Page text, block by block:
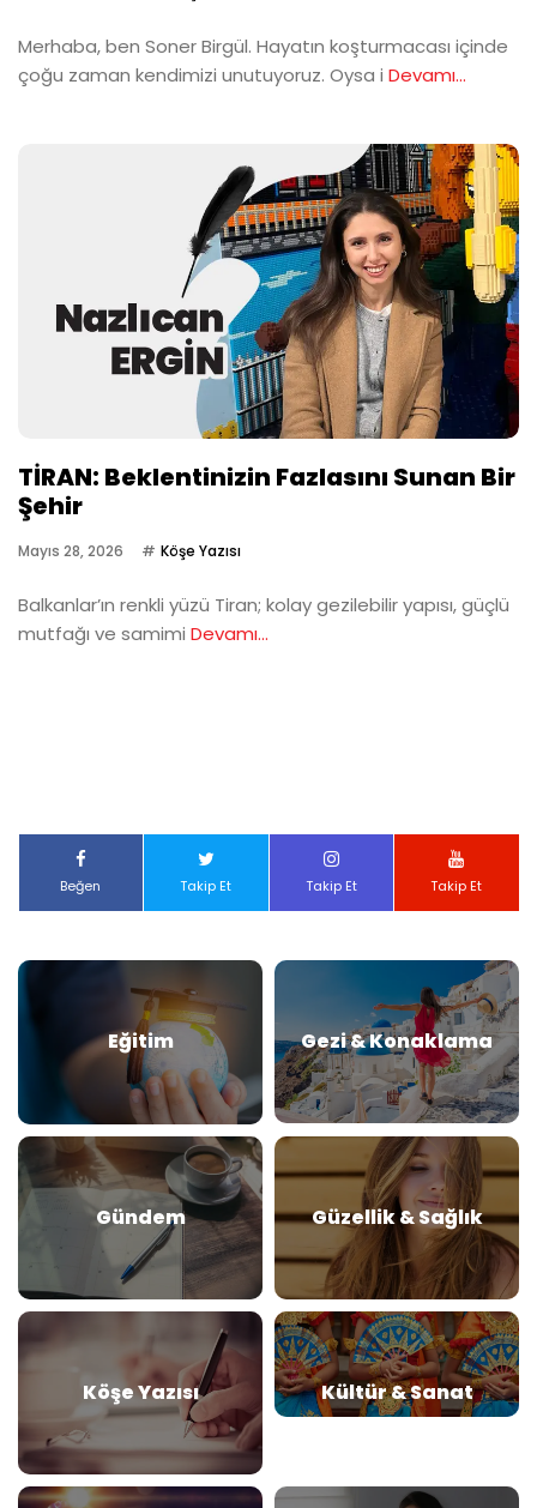
Merhaba, ben Soner Birgül. Hayatın koşturmacası içinde
çoğu zaman kendimizi unutuyoruz. Oysa i Devamı...
TİRAN: Beklentinizin Fazlasını Sunan Bir
Şehir
Mayıs 28, 2026 Köşe Yazısı
Balkanlar’ın renkli yüzü Tiran; kolay gezilebilir yapısı, güçlü
mutfağı ve samimi Devamı...
Beğen Takip Et Takip Et Takip Et
Eğitim Gezi & Konaklama
Gündem Güzellik & Sağlık
Köşe Yazısı Kültür & Sanat